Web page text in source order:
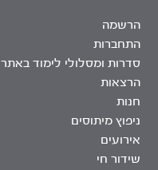
הרשמה
התחברות
סדרות ומסלולי לימוד באתר
הרצאות
חנות
ניפוץ מיתוסים
אירועים
שידור חי